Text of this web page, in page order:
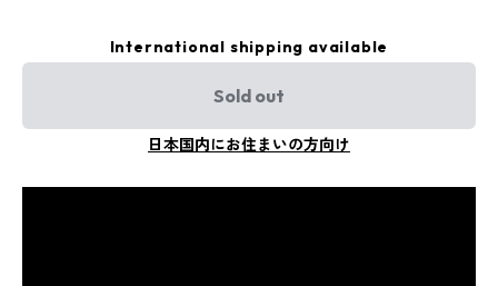
International shipping available
Sold out
日本国内にお住まいの方向け